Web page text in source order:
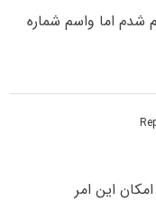
شدم اما واسم شماره
این امر